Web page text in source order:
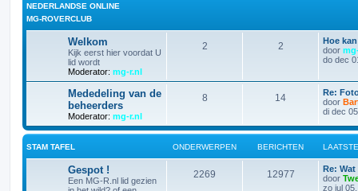
NEDERLANDSE ONLINE
MG-ROVERCLUB
Welkom
Kijk eerst hier voordat U
lid wordt
Moderator: mg-r.nl
2 2
Hoe
door
do dec
Mededeling van de
beheerders
Moderator: mg-r.nl
8 14
Re:
door
di dec
STAM TAFEL ONDERWERPEN BERICHTEN
Gespot !
Een MG-R.nl lid gezien
2269 12977
Re:
door
zo jul